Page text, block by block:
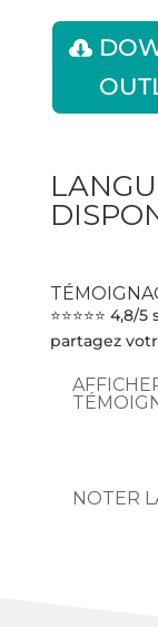
⭐⭐⭐⭐⭐
partagez
NOTER